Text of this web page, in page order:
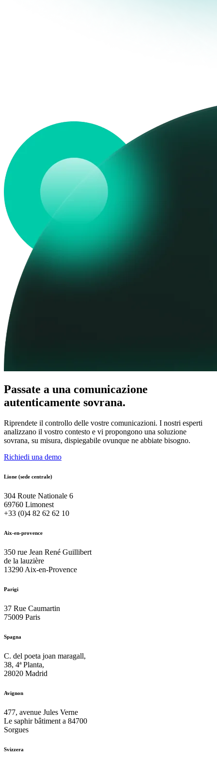
Passate a una comunicazione
autenticamente sovrana.
Riprendete il controllo delle vostre comunicazioni. I nostri esperti
analizzano il vostro contesto e vi propongono una soluzione
sovrana, su misura, dispiegabile ovunque ne abbiate bisogno.
Richiedi una demo
Lione (sede centrale)
304 Route Nationale 6
69760 Limonest
+33 (0)4 82 62 62 10
Aix-en-provence
350 rue Jean René Guillibert
de la lauzière
13290 Aix-en-Provence
Parigi
37 Rue Caumartin
75009 Paris
Spagna
C. del poeta joan maragall,
38, 4ª Planta,
28020 Madrid
Avignon
477, avenue Jules Verne
Le saphir bâtiment a 84700
Sorgues
Svizzera